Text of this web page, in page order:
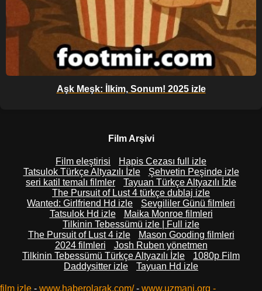
Aşk Meşk: İlkim, Sonum! 2025 izle
Film Arşivi
Film eleştirisi
Hapis Cezası full izle
Tatsulok Türkçe Altyazılı İzle
Şehvetin Peşinde izle
seri katil temalı filmler
Tayuan Türkçe Altyazılı İzle
The Pursuit of Lust 4 türkçe dublaj izle
Wanted: Girlfriend Hd izle
Sevgililer Günü filmleri
Tatsulok Hd izle
Maika Monroe filmleri
Tilkinin Tebessümü izle | Full izle
The Pursuit of Lust 4 izle
Mason Gooding filmleri
2024 filmleri
Josh Ruben yönetmen
Tilkinin Tebessümü Türkçe Altyazılı İzle
1080p Film
Daddysitter izle
Tayuan Hd izle
film izle - www.haberolarak.com/- www.uzmani.org -